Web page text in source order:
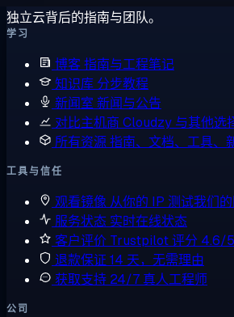
独立云背后的指南与团队。
学习
博客指南与工程笔记
知识库 分步教程
新闻室 新闻与公告
对比主机商 Cloudzy 与其他选
所有资源指南、文档、工具、
工具与信任
观看镜像 从你的 IP 测试我们
服务状态 实时在线状态
客户评价 Trustpilot 评分 4.6/5
退款保证 14 天，无需理由
获取支持 24/7 真人工程师
公司